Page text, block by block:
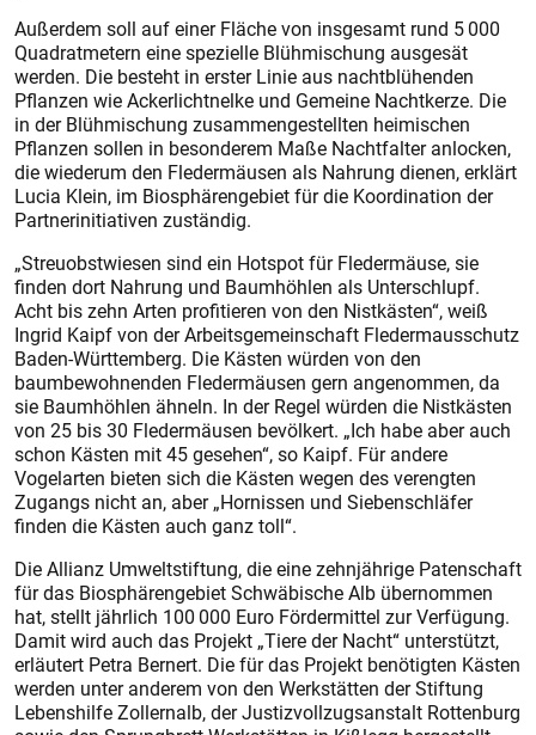
Außerdem soll auf einer Fläche von insgesamt rund 5 000
Quadratmetern eine spezielle Blühmischung ausgesät
werden. Die besteht in erster Linie aus nachtblühenden
Pflanzen wie Ackerlichtnelke und Gemeine Nachtkerze. Die
in der Blühmischung zusammengestellten heimischen
Pflanzen sollen in besonderem Maße Nachtfalter anlocken,
die wiederum den Fledermäusen als Nahrung dienen, erklärt
Lucia Klein, im Biosphärengebiet für die Koordination der
Partnerinitiativen zuständig.
„Streuobstwiesen sind ein Hotspot für Fledermäuse, sie
finden dort Nahrung und Baumhöhlen als Unterschlupf.
Acht bis zehn Arten profitieren von den Nistkästen“, weiß
Ingrid Kaipf von der Arbeitsgemeinschaft Fledermausschutz
Baden-Württemberg. Die Kästen würden von den
baumbewohnenden Fledermäusen gern angenommen, da
sie Baumhöhlen ähneln. In der Regel würden die Nistkästen
von 25 bis 30 Fledermäusen bevölkert. „Ich habe aber auch
schon Kästen mit 45 gesehen“, so Kaipf. Für andere
Vogelarten bieten sich die Kästen wegen des verengten
Zugangs nicht an, aber „Hornissen und Siebenschläfer
finden die Kästen auch ganz toll“.
Die Allianz Umweltstiftung, die eine zehnjährige Patenschaft
für das Biosphärengebiet Schwäbische Alb übernommen
hat, stellt jährlich 100 000 Euro Fördermittel zur Verfügung.
Damit wird auch das Projekt „Tiere der Nacht“ unterstützt,
erläutert Petra Bernert. Die für das Projekt benötigten Kästen
werden unter anderem von den Werkstätten der Stiftung
Lebenshilfe Zollernalb, der Justizvollzugsanstalt Rottenburg